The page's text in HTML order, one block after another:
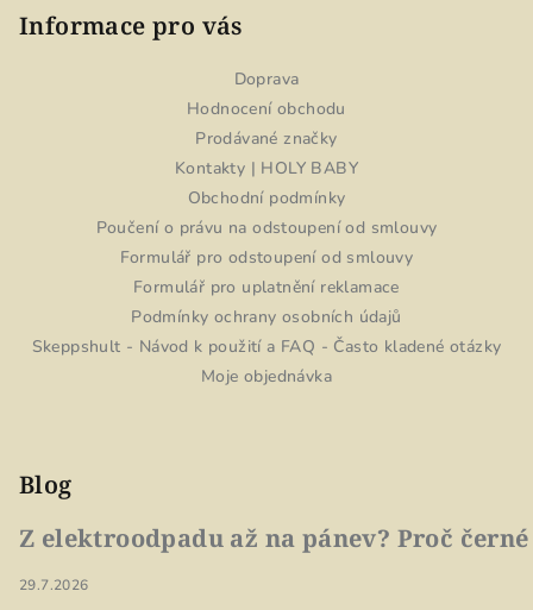
Informace pro vás
Doprava
Hodnocení obchodu
Prodávané značky
Kontakty | HOLY BABY
Obchodní podmínky
Poučení o právu na odstoupení od smlouvy
Formulář pro odstoupení od smlouvy
Formulář pro uplatnění reklamace
Podmínky ochrany osobních údajů
Skeppshult - Návod k použití a FAQ - Často kladené otázky
Moje objednávka
Blog
Z elektroodpadu až na pánev? Proč
29.7.2026